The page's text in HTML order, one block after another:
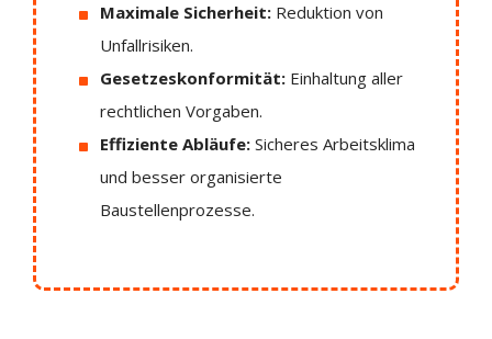
Maximale Sicherheit:Reduktion von
Unfallrisiken.
Gesetzeskonformität:Einhaltung aller
rechtlichen Vorgaben.
Effiziente Abläufe:Sicheres Arbeitsklima
und besser organisierte
Baustellenprozesse.